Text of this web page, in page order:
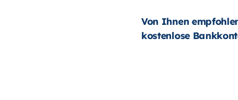
Von Ihnen
kostenlose